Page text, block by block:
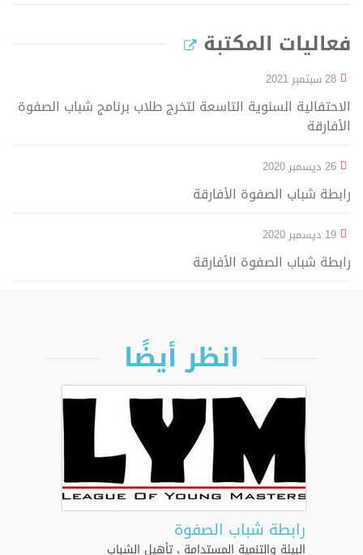
فعاليات المكتبة
28 سبتمبر 2021
الاحتفالية السنوية التاسعة لتخرج طلاب برنامج شباب الصفوة
الأفارقة
26 ديسمبر 2020
رابطة شباب الصفوة الأفارقة
19 ديسمبر 2020
رابطة شباب الصفوة الأفارقة
انظر أيضًا
رابطة شباب الصفوة
البيئة والتنمية المستدامة ،تأهيل الشباب